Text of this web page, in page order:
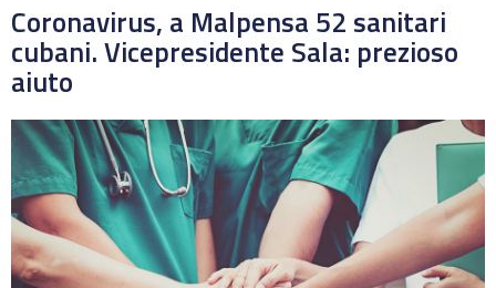
Coronavirus, a Malpensa 52 sanitari
cubani. Vicepresidente Sala: prezioso
aiuto